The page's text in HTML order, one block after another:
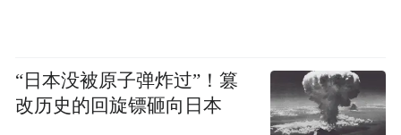
“日本没被原子弹炸过”！篡
改历史的回旋镖砸向日本